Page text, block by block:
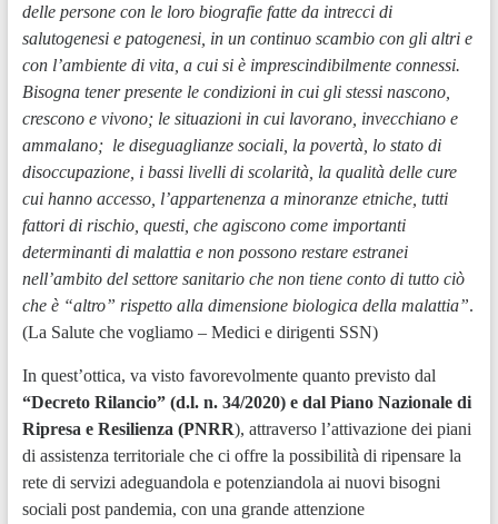
delle persone con le loro biografie fatte da intrecci di
salutogenesi e patogenesi, in un continuo scambio con gli altri e
con l’ambiente di vita, a cui si è imprescindibilmente connessi.
Bisogna tener presente le condizioni in cui gli stessi nascono,
crescono e vivono; le situazioni in cui lavorano, invecchiano e
ammalano; le diseguaglianze sociali, la povertà, lo stato di
disoccupazione, i bassi livelli di scolarità, la qualità delle cure
cui hanno accesso, l’appartenenza a minoranze etniche, tutti
fattori di rischio, questi, che agiscono come importanti
determinanti di malattia e non possono restare estranei
nell’ambito del settore sanitario che non tiene conto di tutto ciò
che è “altro” rispetto alla dimensione biologica della malattia”.
(La Salute che vogliamo – Medici e dirigenti SSN)
In quest’ottica, va visto favorevolmente quanto previsto dal
“Decreto Rilancio” (d.l. n. 34/2020) e dal Piano Nazionale di
Ripresa e Resilienza (PNRR), attraverso l’attivazione dei piani
di assistenza territoriale che ci offre la possibilità di ripensare la
rete di servizi adeguandola e potenziandola ai nuovi bisogni
sociali post pandemia, con una grande attenzione